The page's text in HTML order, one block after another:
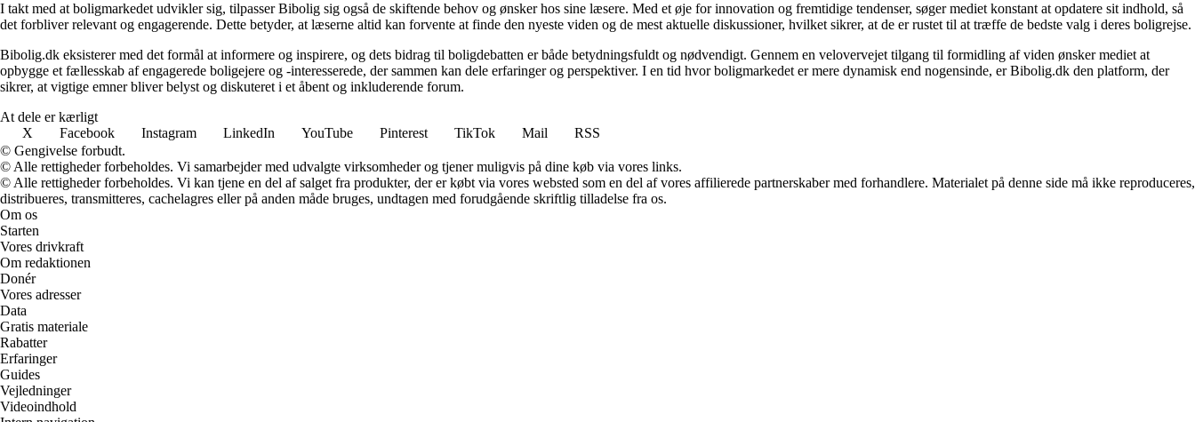
I takt med at boligmarkedet udvikler sig, tilpasser Bibolig sig også de skiftende behov og ønsker hos sine læsere. Med et øje for innovation og fremtidige tendenser, søger mediet konstant at opdatere sit indhold, så
det forbliver relevant og engagerende. Dette betyder, at læserne altid kan forvente at finde den nyeste viden og de mest aktuelle diskussioner, hvilket sikrer, at de er rustet til at træffe de bedste valg i deres boligrejse.
Bibolig.dk eksisterer med det formål at informere og inspirere, og dets bidrag til boligdebatten er både betydningsfuldt og nødvendigt. Gennem en velovervejet tilgang til formidling af viden ønsker mediet at
opbygge et fællesskab af engagerede boligejere og -interesserede, der sammen kan dele erfaringer og perspektiver. I en tid hvor boligmarkedet er mere dynamisk end nogensinde, er Bibolig.dk den platform, der
sikrer, at vigtige emner bliver belyst og diskuteret i et åbent og inkluderende forum.
At dele er kærligt
X
Facebook Instagram LinkedIn YouTube Pinterest TikTok Mail
RSS
© Gengivelse forbudt.
© Alle rettigheder forbeholdes. Vi samarbejder med udvalgte virksomheder og tjener muligvis på dine køb via vores links.
© Alle rettigheder forbeholdes. Vi kan tjene en del af salget fra produkter, der er købt via vores websted som en del af vores affilierede partnerskaber med forhandlere. Materialet på denne side må ikke reproduceres,
distribueres, transmitteres, cachelagres eller på anden måde bruges, undtagen med forudgående skriftlig tilladelse fra os.
Om os
Starten
Vores drivkraft
Om redaktionen
Donér
Vores adresser
Data
Gratis materiale
Rabatter
Erfaringer
Guides
Vejledninger
Videoindhold